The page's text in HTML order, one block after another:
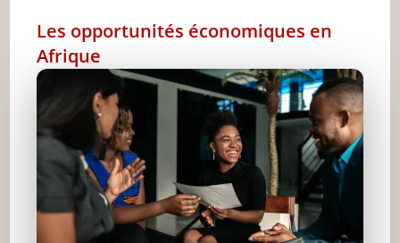
Les opportunités économiques en
Afrique